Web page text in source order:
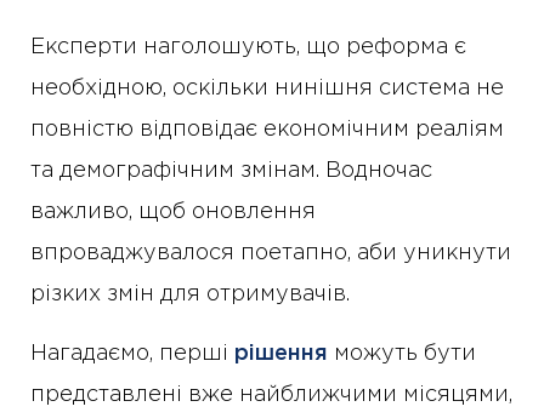
Експерти наголошують, що реформа є
необхідною, оскільки нинішня система не
повністю відповідає економічним реаліям
та демографічним змінам. Водночас
важливо, щоб оновлення
впроваджувалося поетапно, аби уникнути
різких змін для отримувачів.
Нагадаємо, перші рішення можуть бути
представлені вже найближчими місяцями,